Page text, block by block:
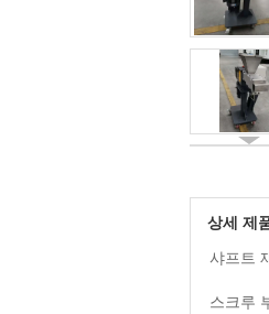
상세 제
샤프트
스크루